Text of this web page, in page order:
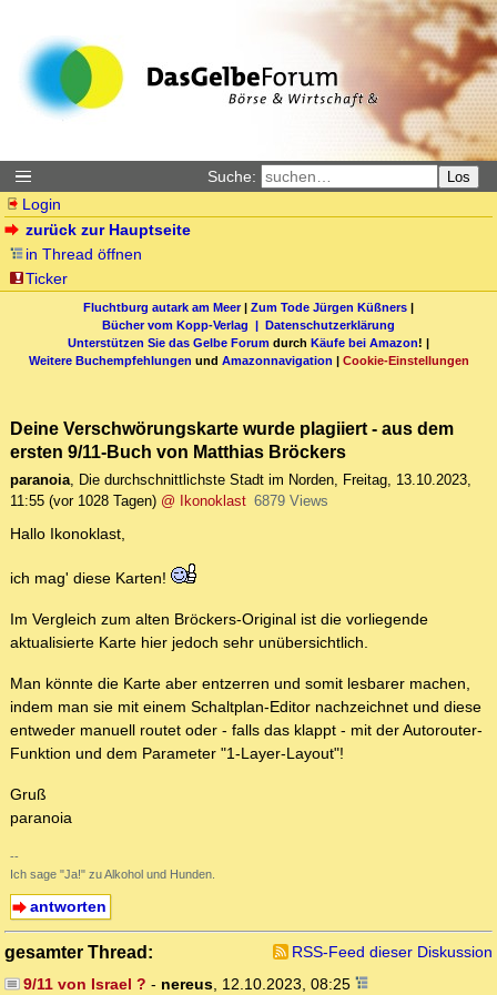
Suche: Los
Login
zurück zur Hauptseite
in Thread öffnen
Ticker
Fluchtburg autark am Meer| Zum Tode Jürgen Küßners |
Bücher vom Kopp-Verlag | Datenschutzerklärung
Unterstützen Sie das Gelbe Forum durch Käufe bei Amazon! |
Weitere Buchempfehlungen und Amazonnavigation | Cookie-Einstellungen
Deine Verschwörungskarte wurde plagiiert - aus dem
ersten 9/11-Buch von Matthias Bröckers
paranoia, Die durchschnittlichste Stadt im Norden, Freitag, 13.10.2023,
11:55 (vor 1028 Tagen) @ Ikonoklast 6879 Views
Hallo Ikonoklast,
ich mag' diese Karten!
Im Vergleich zum alten Bröckers-Original ist die vorliegende
aktualisierte Karte hier jedoch sehr unübersichtlich.
Man könnte die Karte aber entzerren und somit lesbarer machen,
indem man sie mit einem Schaltplan-Editor nachzeichnet und diese
entweder manuell routet oder - falls das klappt - mit der Autorouter-
Funktion und dem Parameter "1-Layer-Layout"!
Gruß
paranoia
--
Ich sage "Ja!" zu Alkohol und Hunden.
antworten
gesamter Thread:
RSS-Feed dieser Diskussion
9/11 von Israel ? - nereus, 12.10.2023, 08:25